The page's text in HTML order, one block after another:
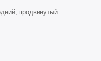
продвинутый